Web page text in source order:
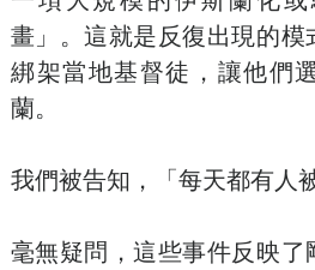
畫」。這就是反復出現的模
綁架當地基督徒，讓他們
蘭。
我們被告知，「每天都有人
毫無疑問，這些事件反映